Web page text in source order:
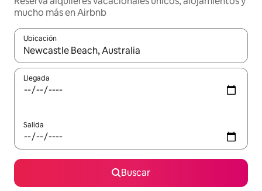
mucho más en Airbnb
Ubicación
Cuando los resultados estén disponibles, navega con las
Llegada
Salida
Buscar